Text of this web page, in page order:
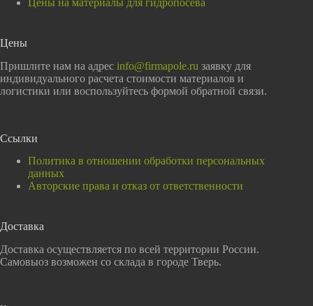
Цены
Пришлите нам на адрес info@firmapole.ru заявку для
индивидуального расчета стоимости материалов и
логистики или воспользуйтесь формой обратной связи.
Ссылки
Политика в отношении обработки персональных
данных
Авторские права и отказ от ответственности
Доставка
Доставка осуществляется по всей территории России.
Самовыоз возможен со склада в городе Тверь.